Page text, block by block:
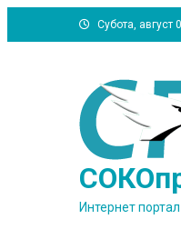
to
Субота, август
Интернет